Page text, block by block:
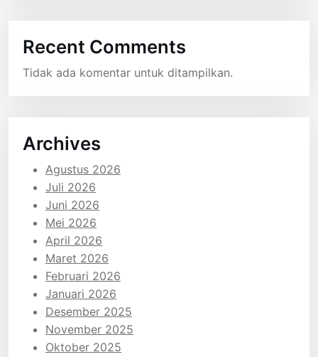
Recent Comments
Tidak ada komentar untuk ditampilkan.
Archives
Agustus 2026
Juli 2026
Juni 2026
Mei 2026
April 2026
Maret 2026
Februari 2026
Januari 2026
Desember 2025
November 2025
Oktober 2025